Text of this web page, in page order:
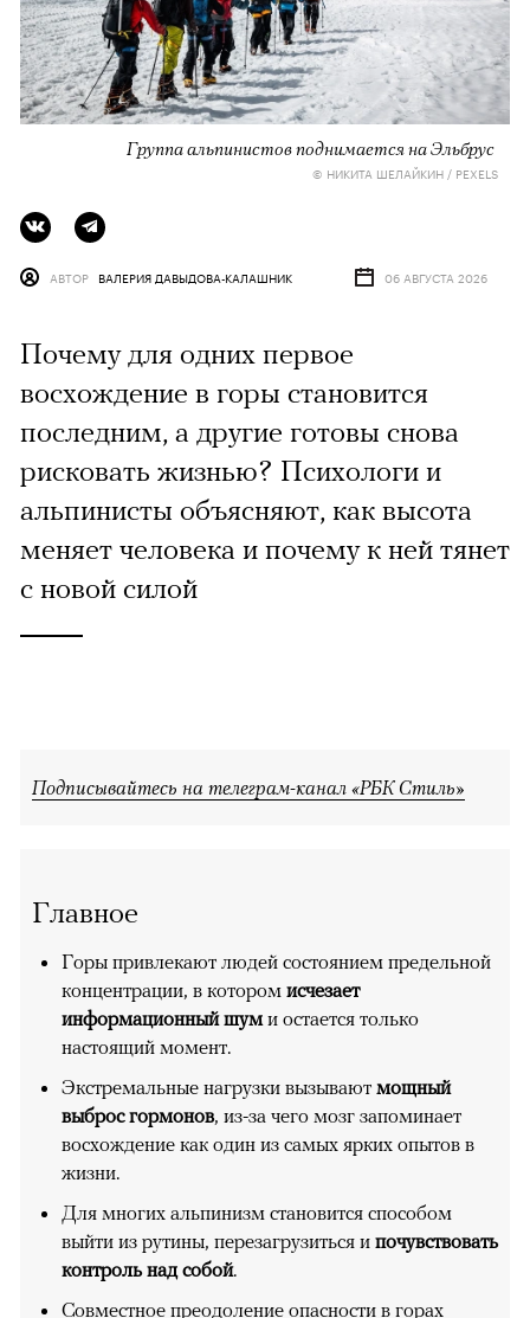
Группа альпинистов поднимается на Эльбрус
© НИКИТА ШЕЛАЙКИН / PEXELS
АВТОР ВАЛЕРИЯ ДАВЫДОВА-КАЛАШНИК 06 АВГУСТА 2026
Почему для одних первое
восхождение в горы становится
последним, а другие готовы снова
рисковать жизнью? Психологи и
альпинисты объясняют, как высота
меняет человека и почему к ней тянет
с новой силой
Подписывайтесь на телеграм-канал «РБК Стиль»
Главное
Горы привлекают людей состоянием предельной
концентрации, в котором исчезает
информационный шуми остается только
настоящий момент.
Экстремальные нагрузки вызывают мощный
выброс гормонов, из-за чего мозг запоминает
восхождение как один из самых ярких опытов в
жизни.
Для многих альпинизм становится способом
выйти из рутины, перезагрузиться и почувствовать
контроль над собой.
Совместное преодоление опасности в горах